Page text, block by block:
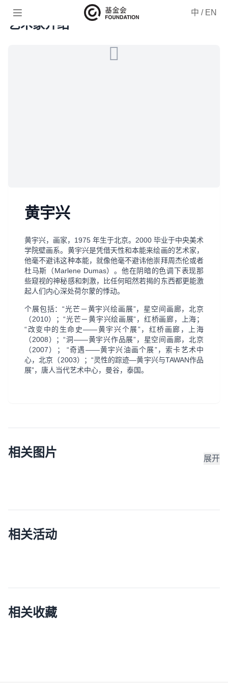
 中 / EN
艺术家介绍
黄宇兴
黄宇兴，画家，1975 年生于北京。 2000 毕业于中央美术
学院壁画系。黄宇兴是凭借天性和本能来绘画的艺术家，
他毫不避讳这种本能，就像他毫不避讳他崇拜周杰伦或者
杜马斯（Marlene Dumas）。他在阴暗的色调下表现那
些窥视的神秘感和刺激，比任何昭然若揭的东西都更能激
起人们内心深处荷尔蒙的悸动。
个展包括：“光芒－黄宇兴绘画展”，星空间画廊，北京
（2010）；“光芒－黄宇兴绘画展”，红桥画廊，上海；
“改变中的生命史——黄宇兴个展”，红桥画廊，上海
（2008）；“洞——黄宇兴作品展”，星空间画廊，北京
（2007）； “奇遇——黄宇兴油画个展”，索卡艺术中
心，北京（2003）；“灵性的踪迹—黄宇兴与TAWAN作品
展”，唐人当代艺术中心，曼谷，泰国。
相关图片 展开
相关活动
相关收藏